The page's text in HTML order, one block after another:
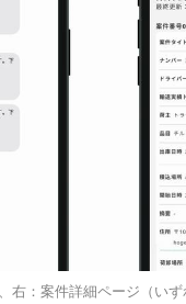
右：案件詳細ページ（いず